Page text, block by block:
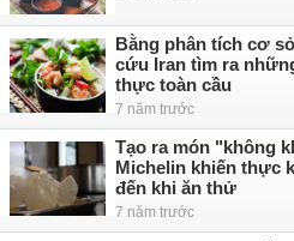
Bằng phân tích cơ
cứu Iran tìm ra
thực toàn cầu
7 năm trước
Tạo ra món "không
Michelin khiến thực
đến khi ăn thử
7 năm trước